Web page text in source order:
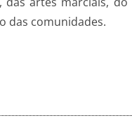
das comunidades.